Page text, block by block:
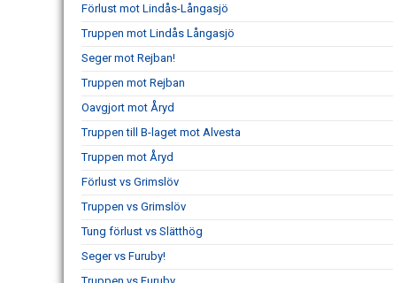
Förlust mot Lindås-Långasjö
Truppen mot Lindås Långasjö
Seger mot Rejban!
Truppen mot Rejban
Oavgjort mot Åryd
Truppen till B-laget mot Alvesta
Truppen mot Åryd
Förlust vs Grimslöv
Truppen vs Grimslöv
Tung förlust vs Slätthög
Seger vs Furuby!